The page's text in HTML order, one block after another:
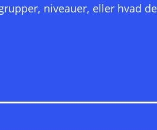
niveauer, eller hvad